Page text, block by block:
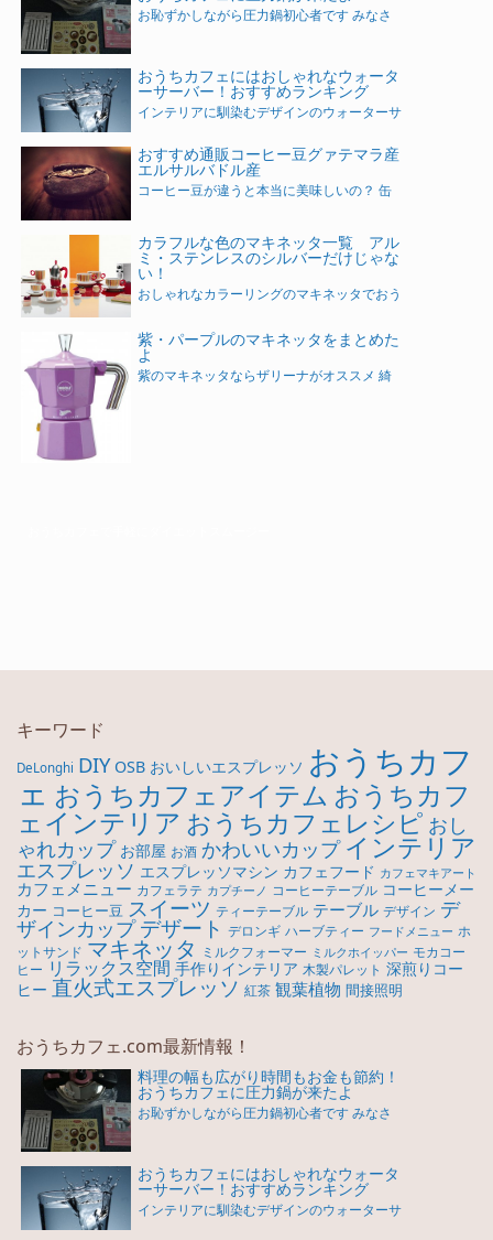
お恥ずかしながら圧力鍋初心者です みなさ
おうちカフェにはおしゃれなウォータ
ーサーバー！おすすめランキング
インテリアに馴染むデザインのウォーターサ
おすすめ通販コーヒー豆グァテマラ産
エルサルバドル産
コーヒー豆が違うと本当に美味しいの？ 缶
カラフルな色のマキネッタ一覧 アル
ミ・ステンレスのシルバーだけじゃな
い！
おしゃれなカラーリングのマキネッタでおう
紫・パープルのマキネッタをまとめた
よ
紫のマキネッタならザリーナがオススメ 綺
キーワード
DeLonghi DIY OSB おいしいエスプレッソ おうちカフ
ェ おうちカフェアイテム おうちカフ
ェインテリア おうちカフェレシピ おし
ゃれカップ お部屋 お酒 かわいいカップ インテリア
エスプレッソ エスプレッソマシン カフェフード カフェマキアート
カフェメニュー カフェラテ カプチーノ コーヒーテーブル コーヒーメー
カー コーヒー豆 スイーツ ティーテーブル テーブル デザイン デ
ザインカップ デザート デロンギ ハーブティー フードメニュー ホ
ットサンド マキネッタ ミルクフォーマー ミルクホイッパー モカコー
ヒー リラックス空間 手作りインテリア 木製パレット 深煎りコー
ヒー 直火式エスプレッソ 紅茶 観葉植物 間接照明
おうちカフェ.com最新情報！
料理の幅も広がり時間もお金も節約！
おうちカフェに圧力鍋が来たよ
お恥ずかしながら圧力鍋初心者です みなさ
おうちカフェにはおしゃれなウォータ
ーサーバー！おすすめランキング
インテリアに馴染むデザインのウォーターサ